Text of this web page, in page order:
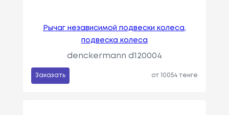
Рычаг независимой подвески колеса,
подвеска колеса
denckermann d120004
Заказать от 10054 тенге